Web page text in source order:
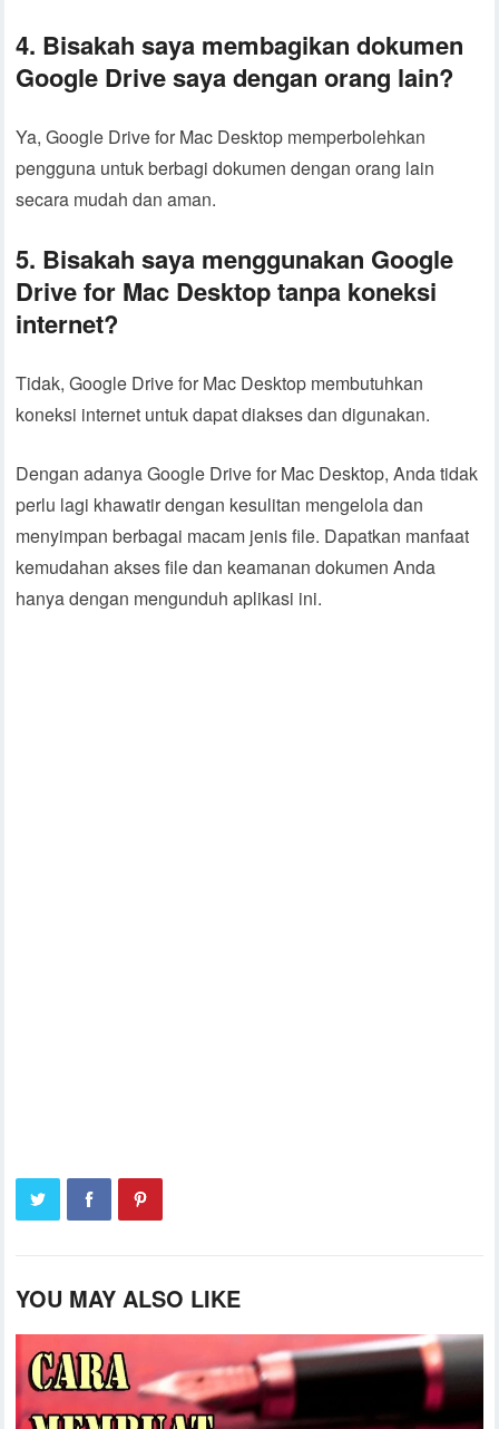
4. Bisakah saya membagikan dokumen
Google Drive saya dengan orang lain?
Ya, Google Drive for Mac Desktop memperbolehkan
pengguna untuk berbagi dokumen dengan orang lain
secara mudah dan aman.
5. Bisakah saya menggunakan Google
Drive for Mac Desktop tanpa koneksi
internet?
Tidak, Google Drive for Mac Desktop membutuhkan
koneksi internet untuk dapat diakses dan digunakan.
Dengan adanya Google Drive for Mac Desktop, Anda tidak
perlu lagi khawatir dengan kesulitan mengelola dan
menyimpan berbagai macam jenis file. Dapatkan manfaat
kemudahan akses file dan keamanan dokumen Anda
hanya dengan mengunduh aplikasi ini.
YOU MAY ALSO LIKE